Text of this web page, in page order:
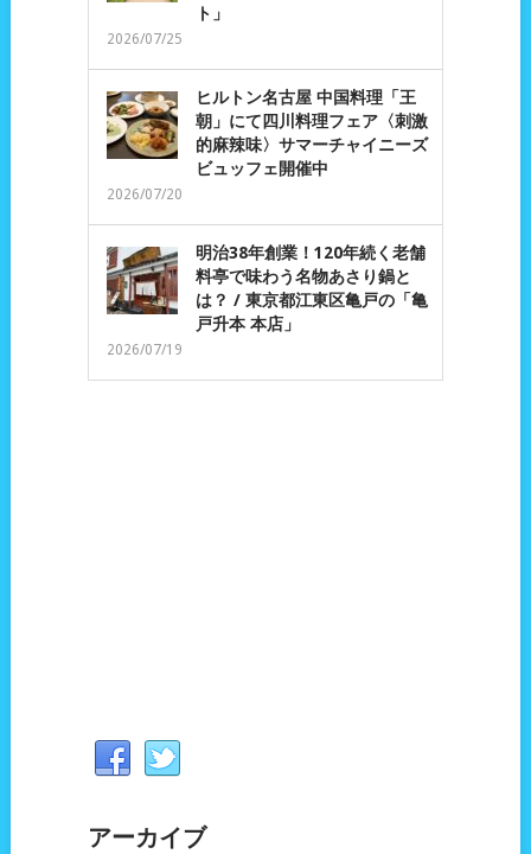
ト」
2026/07/25
ヒルトン名古屋 中国料理「王
朝」にて四川料理フェア〈刺激
的麻辣味〉サマーチャイニーズ
ビュッフェ開催中
2026/07/20
明治38年創業！120年続く老舗
料亭で味わう名物あさり鍋と
は？ / 東京都江東区亀戸の「亀
戸升本 本店」
2026/07/19
アーカイブ